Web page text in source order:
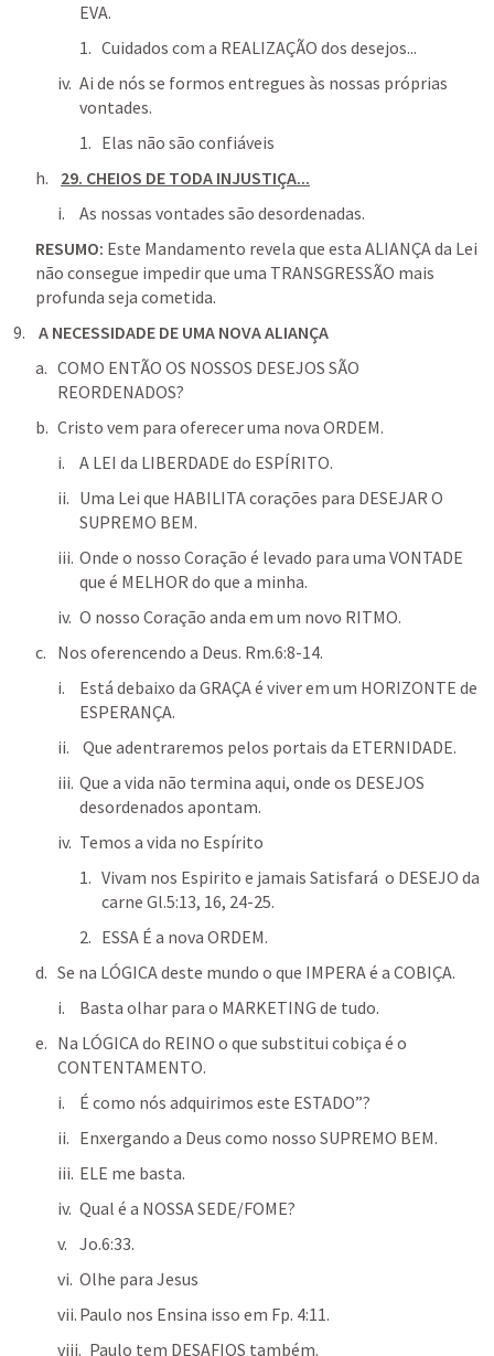
EVA.
Cuidados com a REALIZAÇÃO dos desejos...
Ai de nós se formos entregues às nossas próprias
vontades.
Elas não são confiáveis
29. CHEIOS DE TODA INJUSTIÇA...
As nossas vontades são desordenadas.
RESUMO: Este Mandamento revela que esta ALIANÇA da Lei
não consegue impedir que uma TRANSGRESSÃO mais
profunda seja cometida.
A NECESSIDADE DE UMA NOVA ALIANÇA
COMO ENTÃO OS NOSSOS DESEJOS SÃO
REORDENADOS?
Cristo vem para oferecer uma nova ORDEM.
A LEI da LIBERDADE do ESPÍRITO.
Uma Lei que HABILITA corações para DESEJAR O
SUPREMO BEM.
Onde o nosso Coração é levado para uma VONTADE
que é MELHOR do que a minha.
O nosso Coração anda em um novo RITMO.
Nos oferencendo a Deus. Rm.6:8-14.
Está debaixo da GRAÇA é viver em um HORIZONTE de
ESPERANÇA.
Que adentraremos pelos portais da ETERNIDADE.
Que a vida não termina aqui, onde os DESEJOS
desordenados apontam.
Temos a vida no Espírito
Vivam nos Espirito e jamais Satisfará  o DESEJO da
carne Gl.5:13, 16, 24-25.
ESSA É a nova ORDEM.
Se na LÓGICA deste mundo o que IMPERA é a COBIÇA.
Basta olhar para o MARKETING de tudo.
Na LÓGICA do REINO o que substitui cobiça é o
CONTENTAMENTO.
É como nós adquirimos este ESTADO”?
Enxergando a Deus como nosso SUPREMO BEM.
ELE me basta.
Qual é a NOSSA SEDE/FOME?
Jo.6:33.
Olhe para Jesus
Paulo nos Ensina isso em Fp. 4:11.
   Paulo tem DESAFIOS também.